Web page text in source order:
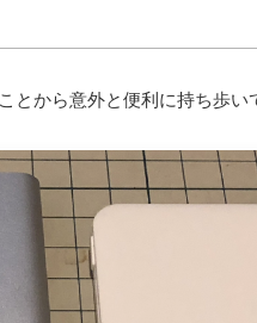
から意外と便利に持ち歩い